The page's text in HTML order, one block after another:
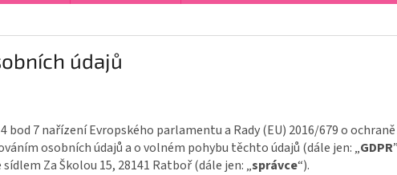
údajů
bod 7 nařízení Evropského parlamentu a Rady (EU) 2016/679 o ochraně
osobních údajů a o volném pohybu těchto údajů (dále jen: „GDPR
Za Školou 15, 28141 Ratboř (dále jen: „správce“).